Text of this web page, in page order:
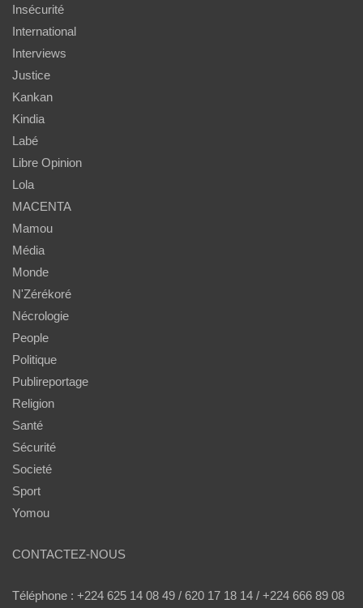
Insécurité
International
Interviews
Justice
Kankan
Kindia
Labé
Libre Opinion
Lola
MACENTA
Mamou
Média
Monde
N'Zérékoré
Nécrologie
People
Politique
Publireportage
Religion
Santé
Sécurité
Societé
Sport
Yomou
CONTACTEZ-NOUS
Téléphone : +224 625 14 08 49 / 620 17 18 14 / +224 666 89 08